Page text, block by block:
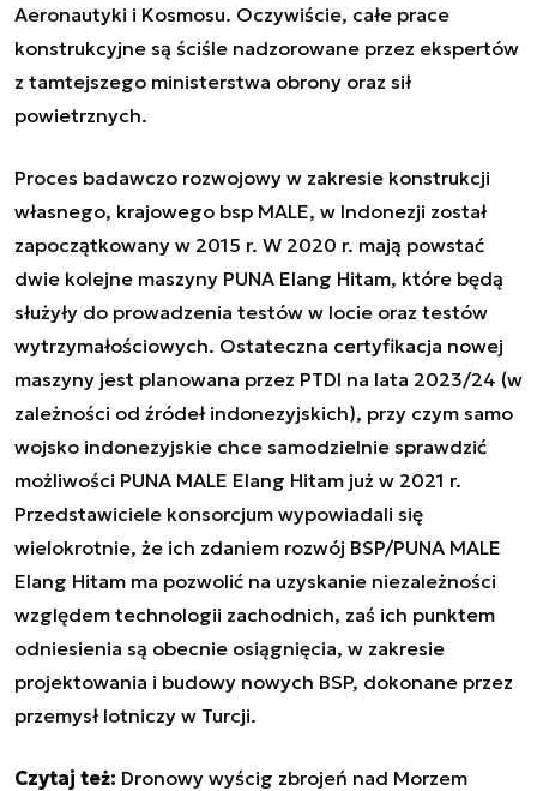
Aeronautyki i Kosmosu. Oczywiście, całe prace
konstrukcyjne są ściśle nadzorowane przez ekspertów
z tamtejszego ministerstwa obrony oraz sił
powietrznych.
Proces badawczo rozwojowy w zakresie konstrukcji
własnego, krajowego bsp MALE, w Indonezji został
zapoczątkowany w 2015 r. W 2020 r. mają powstać
dwie kolejne maszyny PUNA Elang Hitam, które będą
służyły do prowadzenia testów w locie oraz testów
wytrzymałościowych. Ostateczna certyfikacja nowej
maszyny jest planowana przez PTDI na lata 2023/24 (w
zależności od źródeł indonezyjskich), przy czym samo
wojsko indonezyjskie chce samodzielnie sprawdzić
możliwości PUNA MALE Elang Hitam już w 2021 r.
Przedstawiciele konsorcjum wypowiadali się
wielokrotnie, że ich zdaniem rozwój BSP/PUNA MALE
Elang Hitam ma pozwolić na uzyskanie niezależności
względem technologii zachodnich, zaś ich punktem
odniesienia są obecnie osiągnięcia, w zakresie
projektowania i budowy nowych BSP, dokonane przez
przemysł lotniczy w Turcji.
Czytaj też: Dronowy wyścig zbrojeń nad Morzem